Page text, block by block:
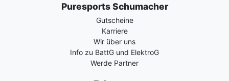
Puresports Schumacher
Gutscheine
Karriere
Wir über uns
Info zu BattG und ElektroG
Werde Partner